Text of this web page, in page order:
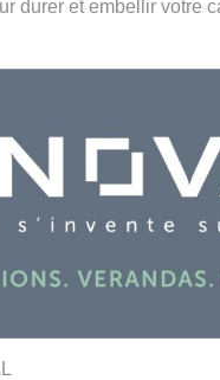
durer et embellir votre